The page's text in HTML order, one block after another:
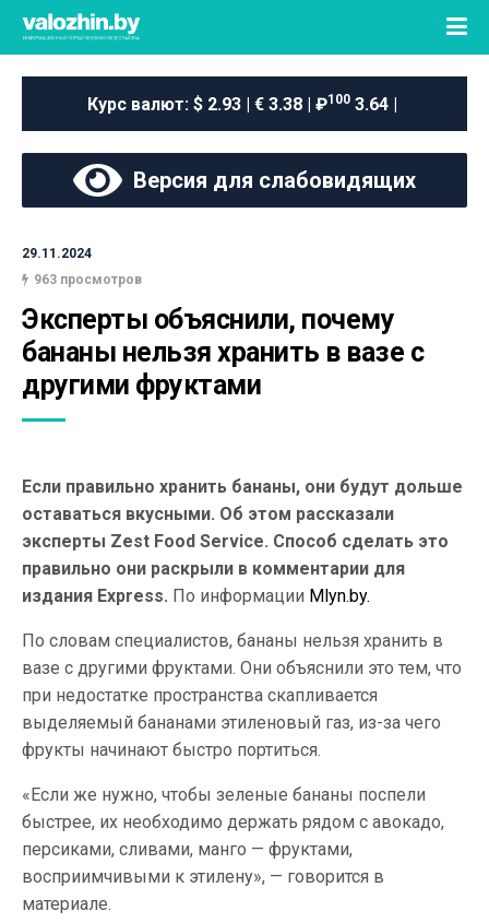
Курс валют: $ 2.93 | € 3.38 | ₽100 3.64 |
Версия для слабовидящих
29.11.2024
963 просмотров
Эксперты объяснили, почему
бананы нельзя хранить в вазе с
другими фруктами
Если правильно хранить бананы, они будут дольше
оставаться вкусными. Об этом рассказали
эксперты Zest Food Service. Способ сделать это
правильно они раскрыли в комментарии для
издания Express. По информации Mlyn.by.
По словам специалистов, бананы нельзя хранить в
вазе с другими фруктами. Они объяснили это тем, что
при недостатке пространства скапливается
выделяемый бананами этиленовый газ, из-за чего
фрукты начинают быстро портиться.
«Если же нужно, чтобы зеленые бананы поспели
быстрее, их необходимо держать рядом с авокадо,
персиками, сливами, манго — фруктами,
восприимчивыми к этилену», — говорится в
материале.